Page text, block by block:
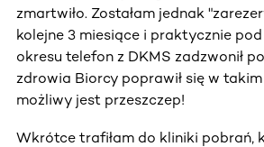
zmartwiło. Zostałam jednak
kolejne 3 miesiące i praktycznie
okresu telefon z DKMS zadzwonił
zdrowia Biorcy poprawił się w
możliwy jest przeszczep!
Wkrótce trafiłam do kliniki pobrań,